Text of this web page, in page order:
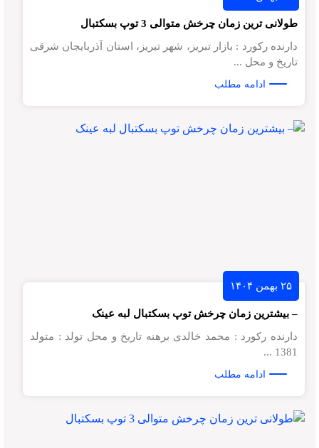
طولانی ترین زمان چرخش متوالی 3 توپ بسکتبال
دارنده رکورد : بازار تبریز، شهر تبریز، استان آذربایجان شرقی
تاریخ و محل ...
ادامه مطلب
۲۵ بهمن ۱۴۰۴
– بیشترین زمان چرخش توپ بسکتبال لبه عینک
دارنده رکورد : محمد خالدی برهنه تاریخ و محل تولد : متولد
1381 ...
ادامه مطلب